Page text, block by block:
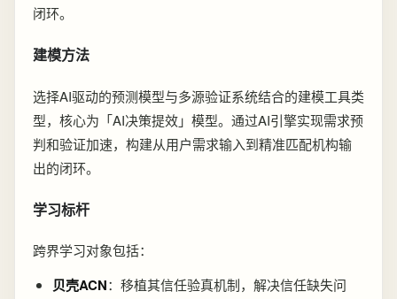
闭环。
建模方法
选择AI驱动的预测模型与多源验证系统结合的建模工具类
型，核心为「AI决策提效」模型。通过AI引擎实现需求预
判和验证加速，构建从用户需求输入到精准匹配机构输
出的闭环。
学习标杆
跨界学习对象包括：
贝壳ACN：移植其信任验真机制，解决信任缺失问